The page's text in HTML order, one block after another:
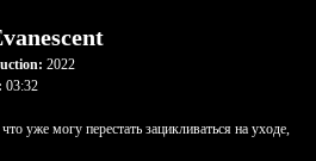
2022
03:32
уже могу перестать зацикливаться на уходе,